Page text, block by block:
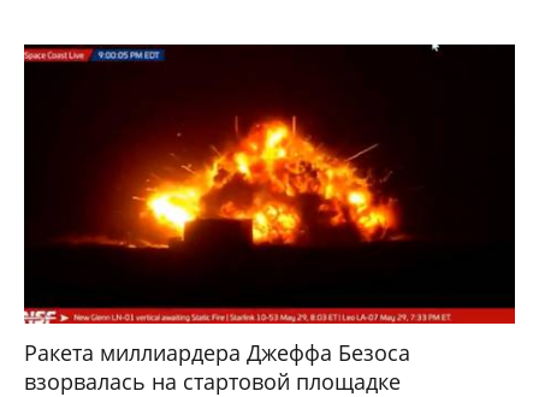
Ракета миллиардера Джеффа Безоса
взорвалась на стартовой площадке